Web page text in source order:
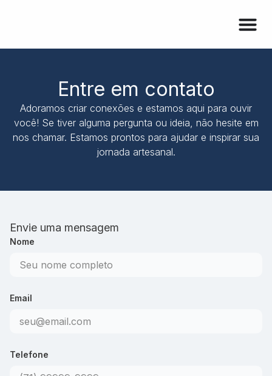
Entre em contato
Adoramos criar conexões e estamos aqui para ouvir
você! Se tiver alguma pergunta ou ideia, não hesite em
nos chamar. Estamos prontos para ajudar e inspirar sua
jornada artesanal.
Envie uma mensagem
Nome
Email
Telefone